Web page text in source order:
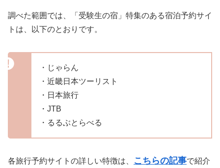
調べた範囲では、「受験生の宿」特集のある宿泊予約サイ
トは、以下のとおりです。
・じゃらん
・近畿日本ツーリスト
・日本旅行
・JTB
・るるぶとらべる
各旅行予約サイトの詳しい特徴は、 こちらの記事で紹介